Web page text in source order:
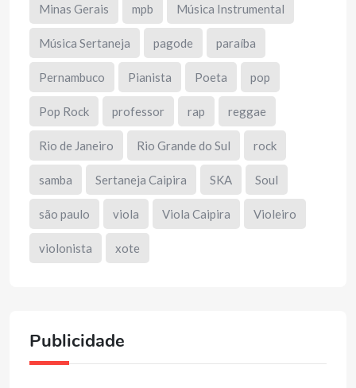
Minas Gerais mpb Música Instrumental
Música Sertaneja pagode paraíba
Pernambuco Pianista Poeta pop
Pop Rock professor rap reggae
Rio de Janeiro Rio Grande do Sul rock
samba Sertaneja Caipira SKA Soul
são paulo viola Viola Caipira Violeiro
violonista xote
Publicidade